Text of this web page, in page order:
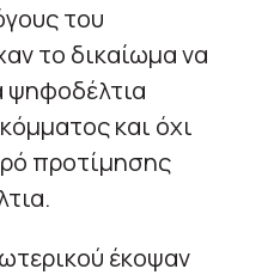
του
το δικαίωμα να
ψηφοδέλτια
και όχι
προτίμησης
έκοψαν